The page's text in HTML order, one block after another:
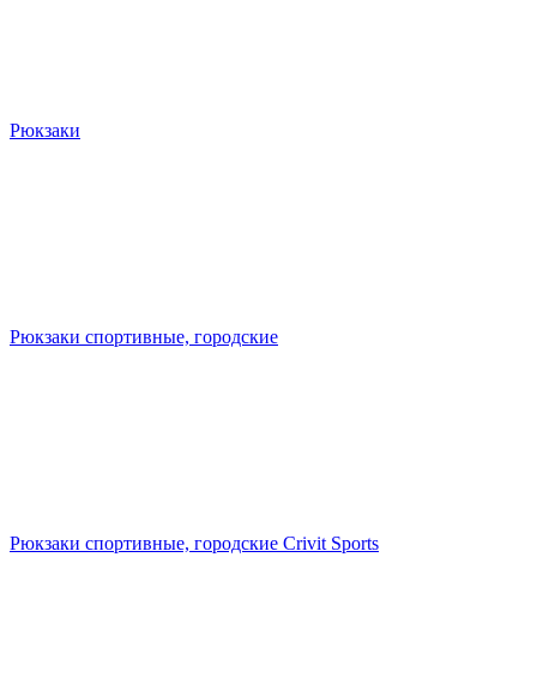
Рюкзаки
Рюкзаки спортивные, городские
Рюкзаки спортивные, городские Crivit Sports